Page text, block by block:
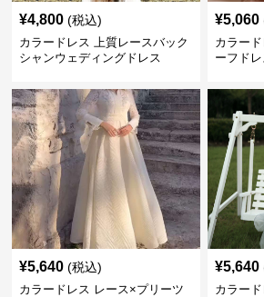
¥4,800 (税込)
カラードレス 上質レースバック
シャンウェディングドレス
¥5,060
カラー
ーフドレ
¥5,640 (税込)
カラードレス レース×プリーツ
¥5,640
カラー